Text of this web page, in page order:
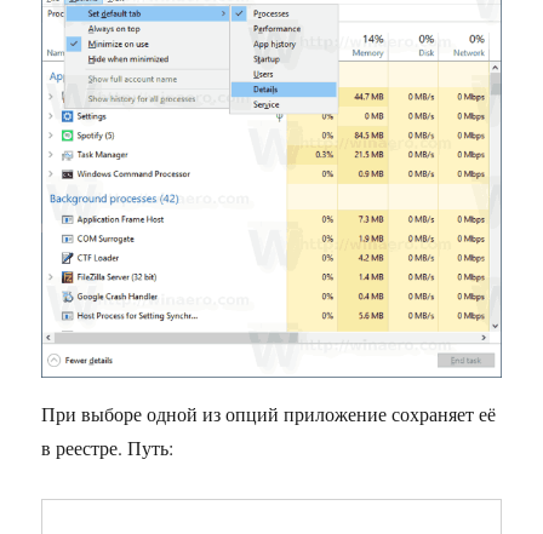
При выборе одной из опций приложение сохраняет её
в реестре. Путь: